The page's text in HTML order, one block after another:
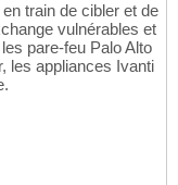
train de cibler et de
vulnérables et
pare-feu Palo Alto
les appliances Ivanti